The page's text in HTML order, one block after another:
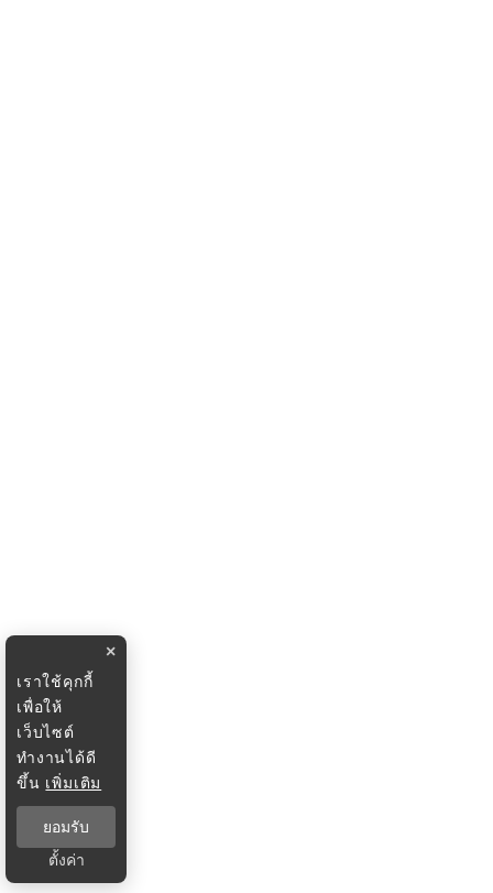
×
เราใช้คุกกี้
เพื่อให้
เว็บไซต์
ทำงานได้ดี
ขึ้น เพิ่มเติม
ยอมรับ
ตั้งค่า